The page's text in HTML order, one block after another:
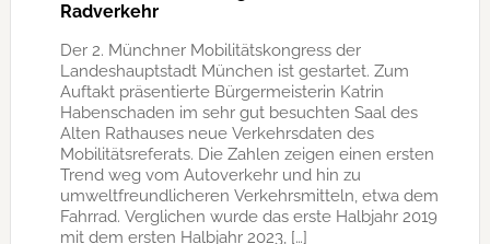
Radverkehr
Der 2. Münchner Mobilitätskongress der
Landeshauptstadt München ist gestartet. Zum
Auftakt präsentierte Bürgermeisterin Katrin
Habenschaden im sehr gut besuchten Saal des
Alten Rathauses neue Verkehrsdaten des
Mobilitätsreferats. Die Zahlen zeigen einen ersten
Trend weg vom Autoverkehr und hin zu
umweltfreundlicheren Verkehrsmitteln, etwa dem
Fahrrad. Verglichen wurde das erste Halbjahr 2019
mit dem ersten Halbjahr 2023, […]